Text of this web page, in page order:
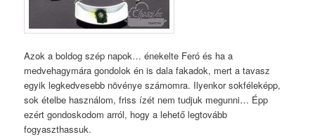
Azok a boldog szép napok… énekelte Feró és ha a
medvehagymára gondolok én is dala fakadok, mert a tavasz
egyik legkedvesebb növénye számomra. Ilyenkor sokféleképp,
sok ételbe használom, friss ízét nem tudjuk megunni… Épp
ezért gondoskodom arról, hogy a lehető legtovább
fogyaszthassuk.